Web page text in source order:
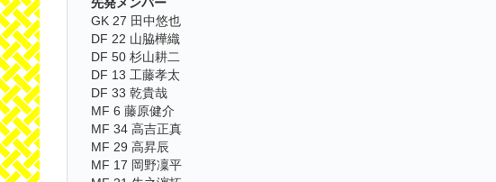
GK 27 田中悠也
DF 22 山脇樺織
DF 50 杉山耕二
DF 13 工藤孝太
DF 33 乾貴哉
MF 6 藤原健介
MF 34 高吉正真
MF 29 高昇辰
MF 17 岡野凜平